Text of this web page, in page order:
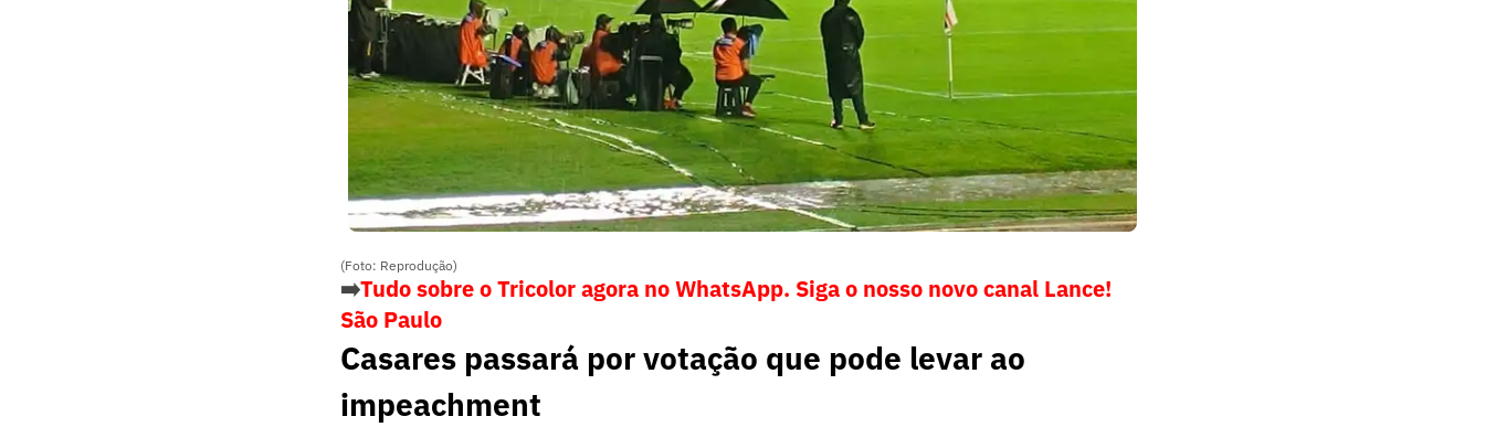
(Foto: Reprodução)
➡️Tudo sobre o Tricolor agora no WhatsApp. Siga o nosso novo canal Lance!
São Paulo
Casares passará por votação que pode levar ao
impeachment